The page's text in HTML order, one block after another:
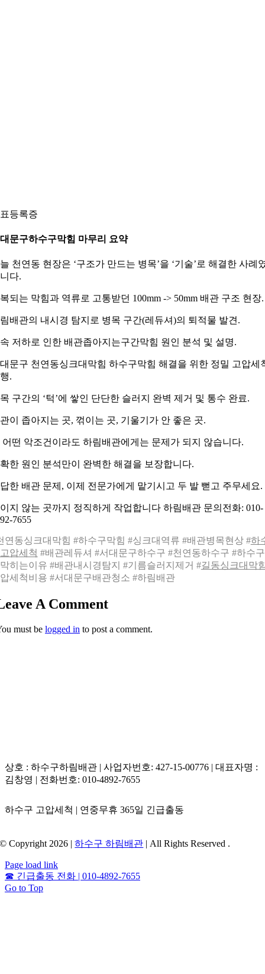
등록증
문구하수구막힘 마무리 요약
천연동 현장은 ‘구조가 만드는 병목’을 ‘기술’로 해결한 사례
다.
되는 막힘과 역류로 고통받던 100mm -> 50mm 배관 구조 현장.
배관의 내시경 탐지로 병목 구간(레듀셔)의 퇴적물 발견.
저하로 인한 배관좁아지는구간막힘 원인 분석 및 설명.
문구 천연동싱크대막힘 하수구막힘 해결을 위한 정밀 고압세
.
구간의 ‘턱’에 쌓인 단단한 슬러지 완벽 제거 및 통수 완료.
이 좁아지는 곳, 꺾이는 곳, 기울기가 안 좋은 곳.
어떤 악조건이라도 하림배관에게는 문제가 되지 않습니다.
한 원인 분석만이 완벽한 해결을 보장합니다.
한 배관 문제, 이제 전문가에게 맡기시고 두 발 뻗고 주무세요.
지 않는 곳까지 정직하게 작업합니다 하림배관 문의전화: 010-
7655
연동싱크대막힘 #하수구막힘 #싱크대역류 #배관병목현상 #하
압세척 #배관레듀셔 #서대문구하수구 #천연동하수구 #하수
히는이유 #배관내시경탐지 #기름슬러지제거 #길동싱크대막
세척비용 #서대문구배관청소 #하림배관
A Comment
must be logged in to post a comment.
상호 : 하수구하림배관 | 사업자번호: 427-15-00776 | 대표자명 :
김창영 | 전화번호: 010-4892-7655
하수구 고압세척 | 연중무휴 365일 긴급출동
© Copyright 2026 |하수구 하림배관 | All Rights Reserved .
Page load link
☎ 긴급출동 전화 | 010-4892-7655
Go to Top